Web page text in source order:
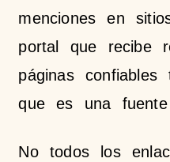
menciones en
portal que recibe
páginas
que es una
No todos los